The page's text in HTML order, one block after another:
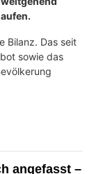
Bilanz. Das seit
sowie das
angefasst –